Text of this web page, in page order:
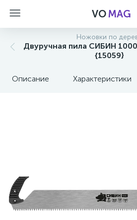
VOMAG
Ножовки по
Двуручная пила СИБИН
{15059}
Описание Характеристики